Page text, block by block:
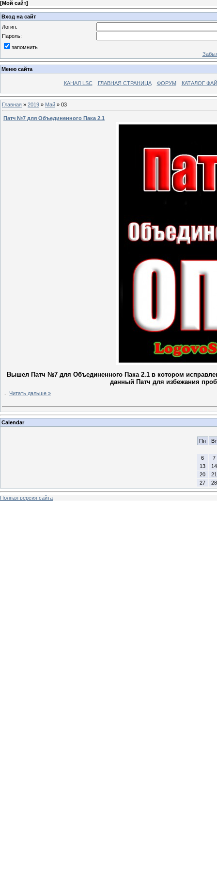
[Мой сайт]
Вход на сайт
Логин:
Пароль:
запомнить
Меню сайта
КАНАЛ LSC ГЛАВНАЯ СТРАНИЦА ФОРУМ КАТАЛОГ
Главная » 2019 » Май » 03
Патч №7 для Объединенного Пака 2.1
Вышел Патч №7 для Объединенного Пака 2.1 в котором
данный Патч для избежания
Читать дальше »
Calendar
Пн Вт
6
7
13
14
20
21
27
28
Полная версия сайта